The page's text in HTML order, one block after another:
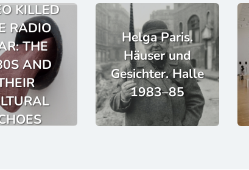
KILLED
RADIO
THE
AND
Helga Paris.
Häuser und
Gesichter. Halle
1983–85